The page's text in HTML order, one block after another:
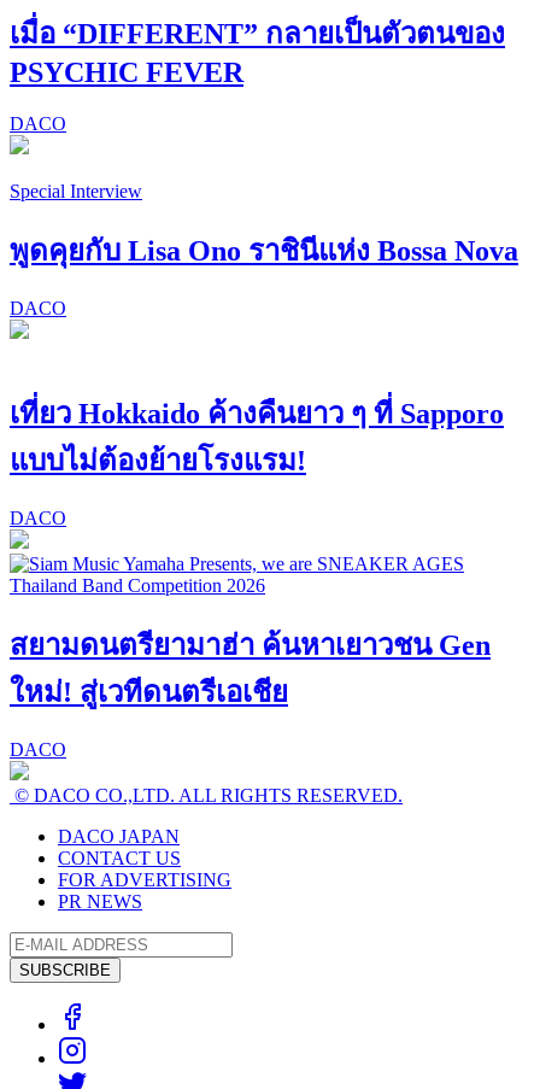
เมื่อ “DIFFERENT” กลายเป็นตัวตนของ
PSYCHIC FEVER
DACO
Special Interview
พูดคุยกับ Lisa Ono ราชินีแห่ง Bossa Nova
DACO
เที่ยว Hokkaido ค้างคืนยาว ๆ ที่ Sapporo
แบบไม่ต้องย้ายโรงแรม!
DACO
สยามดนตรียามาฮ่า ค้นหาเยาวชน Gen
ใหม่! สู่เวทีดนตรีเอเชีย
DACO
© DACO CO.,LTD. ALL RIGHTS RESERVED.
DACO JAPAN
CONTACT US
FOR ADVERTISING
PR NEWS